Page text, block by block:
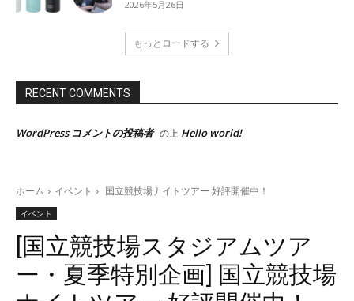
2026年5月26日
もっとロードする
RECENT COMMENTS
WordPress コメントの投稿者 の上 Hello world!